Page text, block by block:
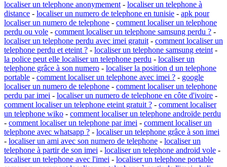
localiser un telephone anonymement - localiser un telephone à
distance - localiser un numero de telephone en tunisie - apk pour
localiser un numero de telephone - comment localiser un telephone
perdu ou vole - comment localiser un telephone samsung perdu ? -
localiser un telephone perdu avec imei gratuit - comment localiser un
telephone perdu et eteint ? - localiser un telephone samsung eteint -
la police peut elle localiser un telephone perdu - localiser un
telephone grâce à son numero - localiser la position d un telephone
portable - comment localiser un telephone avec imei ? - google
localiser un numero de telephone - comment localiser un telephone
perdu par imei - localiser un numero de telephone en côte d'ivoire -
comment localiser un telephone eteint gratuit ? - comment localiser
un telephone wiko - comment localiser un telephone androïde perdu
- comment localiser un telephone par imei - comment localiser un
telephone avec whatsapp ? - localiser un telephone grâce à son imei
- localiser un ami avec son numero de telephone - localiser un
telephone à partir de son imei - localiser un telephone android vole -
localiser un telephone avec l'imei - localiser un telephone portable